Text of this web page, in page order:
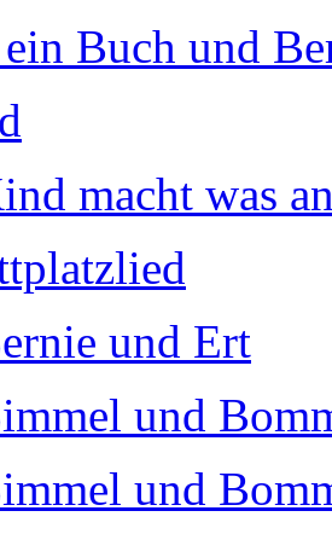
Buch und
macht was
und Ert
und
und